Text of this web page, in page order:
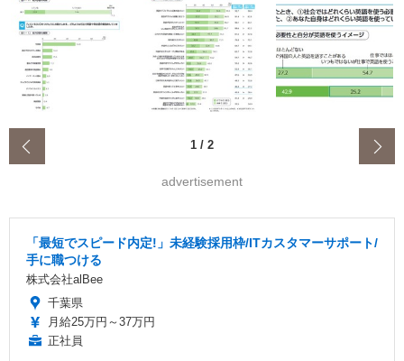
1 / 2
advertisement
「最短でスピード内定!」未経験採用枠/ITカスタマーサポート/
手に職つける
株式会社alBee
千葉県
月給25万円～37万円
正社員